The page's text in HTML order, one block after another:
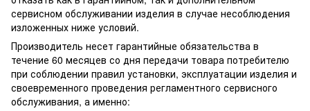
сервисном обслуживании изделия в случае несоблюдения
изложенных ниже условий.
Производитель несет гарантийные обязательства в
течение 60 месяцев со дня передачи товара потребителю
при соблюдении правил установки, эксплуатации изделия и
своевременного проведения регламентного сервисного
обслуживания, а именно: